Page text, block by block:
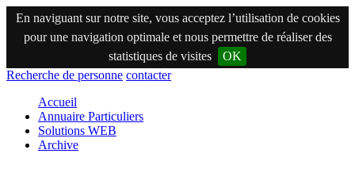
En naviguant sur notre site, vous acceptez l’utilisation de cookies
pour une navigation optimale et nous permettre de réaliser des
statistiques de visites
OK
Recherche de personne contacter
Accueil
Annuaire Particuliers
Solutions WEB
Archive